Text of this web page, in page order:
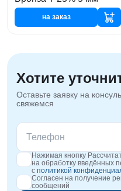
на заказ
Хотите
Оставьте заявку на
свяжемся
Нажимая кнопку
на обработку введённых
с политикой
Согласен на получение
сообщений